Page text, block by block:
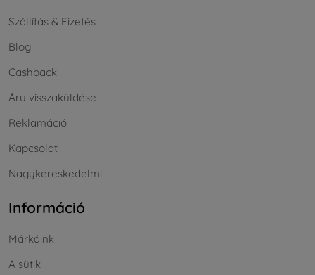
Szállítás & Fizetés
Blog
Cashback
Áru visszaküldése
Reklamáció
Kapcsolat
Nagykereskedelmi
Információ
Márkáink
A sütik